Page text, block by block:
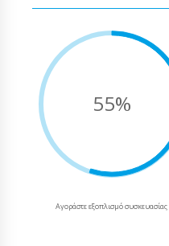
55%
Αγοράστε εξοπλισμό συσκευασίας